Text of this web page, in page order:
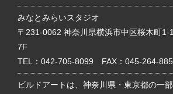
みなとみらいスタジオ
〒231-0062 神奈川県横浜市中区桜木町1-
7F
TEL： 042-705-8099 FAX：045-264-
ビルドアートは、神奈川県・東京都の一